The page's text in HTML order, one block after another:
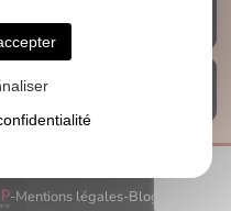
-Mentions légales-Blog